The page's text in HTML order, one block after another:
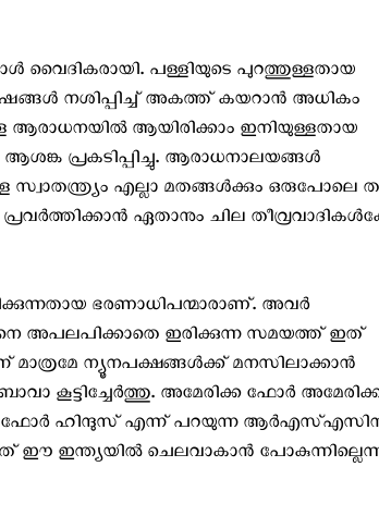
വൈദികരായി. പള്ളിയുടെ പുറത്തുള്ളതായ
നശിപ്പിച്ച് അകത്ത് കയറാൻ അധികം
ആരാധനയിൽ ആയിരിക്കാം ഇനിയുള്ളതായ
പ്രകടിപ്പിച്ചു. ആരാധനാലയങ്ങൾ
എല്ലാ മതങ്ങൾക്കും ഒരുപോലെ
ഏതാനും ചില
ഭരണാധിപന്മാരാണ്. അവർ
അപലപിക്കാതെ ഇരിക്കുന്ന സമയത്ത് ഇത്
ന്യൂനപക്ഷങ്ങൾക്ക് മനസിലാക്കാൻ
കൂട്ടിച്ചേർത്തു. അമേരിക്ക ഫോർ
ഫോർ ഹിന്ദുസ് എന്ന് പറയുന്ന
ഈ ഇന്ത്യയിൽ ചെലവാകാൻ